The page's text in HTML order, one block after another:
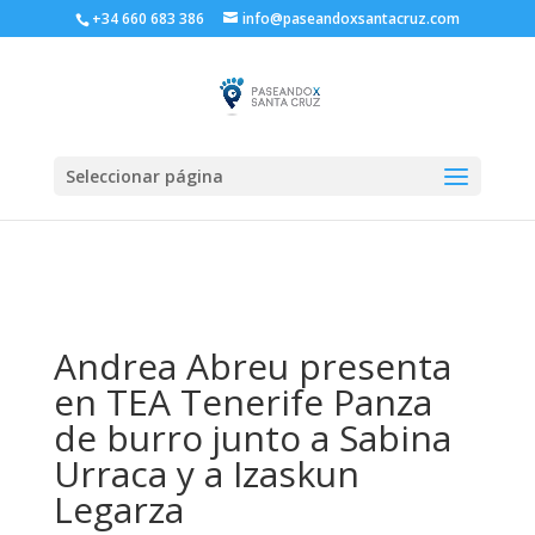
+34 660 683 386 info@paseandoxsantacruz.com
Seleccionar página
Andrea Abreu presenta
en TEA Tenerife Panza
de burro junto a Sabina
Urraca y a Izaskun
Legarza